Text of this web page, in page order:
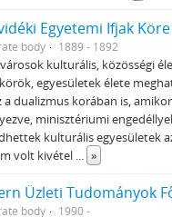
Egyetemi Ifjak Köre
body 1889 - 1892
városok kulturális, közösségi
egyesületek élete
a dualizmus korában is,
minisztériumi
kulturális egyesületek
volt kivétel ... »
body 1990 -